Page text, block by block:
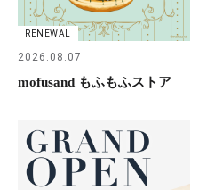
RENEWAL
2026.08.07
mofusand もふもふストア